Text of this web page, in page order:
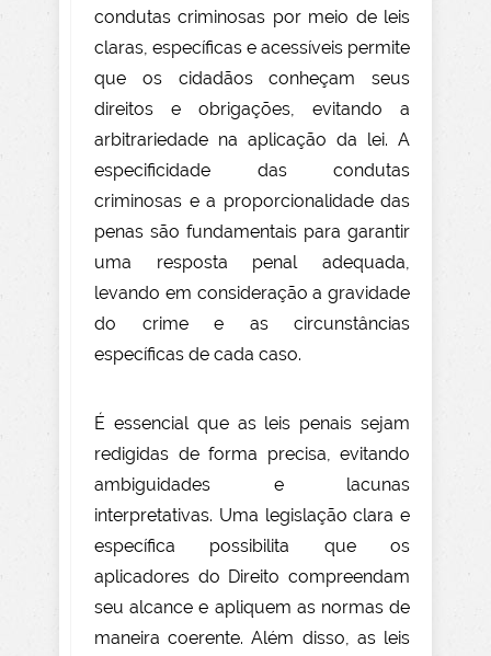
condutas criminosas por meio de leis
claras, específicas e acessíveis permite
que os cidadãos conheçam seus
direitos e obrigações, evitando a
arbitrariedade na aplicação da lei. A
especificidade das condutas
criminosas e a proporcionalidade das
penas são fundamentais para garantir
uma resposta penal adequada,
levando em consideração a gravidade
do crime e as circunstâncias
específicas de cada caso.
É essencial que as leis penais sejam
redigidas de forma precisa, evitando
ambiguidades e lacunas
interpretativas. Uma legislação clara e
específica possibilita que os
aplicadores do Direito compreendam
seu alcance e apliquem as normas de
maneira coerente. Além disso, as leis